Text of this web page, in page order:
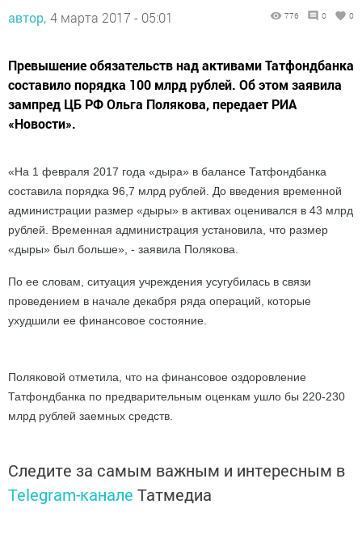
автор, 4 марта 2017 - 05:01 776 0 0
Превышение обязательств над активами Татфондбанка
составило порядка 100 млрд рублей. Об этом заявила
зампред ЦБ РФ Ольга Полякова, передает РИА
«Новости».
«На 1 февраля 2017 года «дыра» в балансе Татфондбанка
составила порядка 96,7 млрд рублей. До введения временной
администрации размер «дыры» в активах оценивался в 43 млрд
рублей. Временная администрация установила, что размер
«дыры» был больше», - заявила Полякова.
По ее словам, ситуация учреждения усугубилась в связи
проведением в начале декабря ряда операций, которые
ухудшили ее финансовое состояние.
Поляковой отметила, что на финансовое оздоровление
Татфондбанка по предварительным оценкам ушло бы 220-230
млрд рублей заемных средств.
Следите за самым важным и интересным в
Telegram-канале Татмедиа